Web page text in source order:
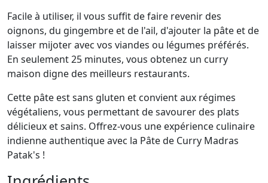
Facile à utiliser, il vous suffit de faire revenir des
oignons, du gingembre et de l'ail, d'ajouter la pâte et de
laisser mijoter avec vos viandes ou légumes préférés.
En seulement 25 minutes, vous obtenez un curry
maison digne des meilleurs restaurants.
Cette pâte est sans gluten et convient aux régimes
végétaliens, vous permettant de savourer des plats
délicieux et sains. Offrez-vous une expérience culinaire
indienne authentique avec la Pâte de Curry Madras
Patak's !